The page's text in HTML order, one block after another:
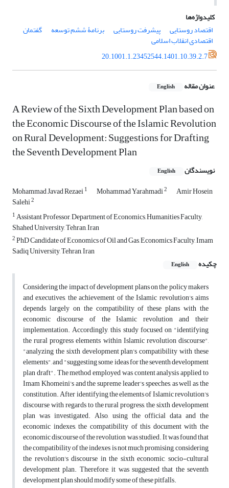
کلیدواژه‌ها
اقتصاد روستایی
پیشرفت روستایی برنامۀ ششم توسعه گفتمان
اقتصادی انقلاب اسلامی
20.1001.1.23452544.1401.10.39.2.7
عنوان مقاله English
A Review of the Sixth Development Plan based on
the Economic Discourse of the Islamic Revolution
on Rural Development: Suggestions for Drafting
the Seventh Development Plan
نویسندگان English
Mohammad Javad Rezaei1 Mohammad Yarahmadi2 Amir Hosein
Salehi2
1Assistant Professor, Department of Economics, Humanities Faculty,
Shahed University, Tehran, Iran
2PhD Candidate of Economics of Oil and Gas, Economics Faculty, Imam
Sadiq University, Tehran, Iran
چکیده
English
Considering the impact of development plans on the policy makers
and executives, the achievement of the Islamic revolution's aims
depends largely on the compatibility of these plans with the
economic discourse of the Islamic revolution and their
implementation. Accordingly, this study focused on "identifying
the rural progress elements within Islamic revolution discourse",
"analyzing the sixth development plan's compatibility with these
elements", and "suggesting some ideas for the seventh development
plan draft". The method employed was content analysis applied to
Imam Khomeini's and the supreme leader's speeches, as well as the
constitution. After identifying the elements of Islamic revolution's
discourse with regards to the rural progress, the sixth development
plan was investigated. Also, using the official data and the
economic indexes, the compatibility of this document with the
economic discourse of the revolution was studied. It was found that
the compatibility of the indexes is not much promising, considering
the revolution's discourse in the sixth economic, socio-cultural
development plan. Therefore, it was suggested that the seventh
development plan should modify some of these pitfalls.